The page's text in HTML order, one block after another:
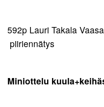
592p Lauri Takala
piiriennätys
Miniottelu